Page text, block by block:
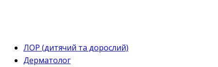
ЛОР (дитячий та дорослий)
Дерматолог